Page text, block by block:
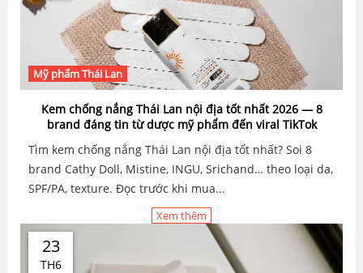
Mỹ phẩm Thái Lan
Kem chống nắng Thái Lan nội địa tốt nhất 2026 — 8
brand đáng tin từ dược mỹ phẩm đến viral TikTok
Tìm kem chống nắng Thái Lan nội địa tốt nhất? Soi 8
brand Cathy Doll, Mistine, INGU, Srichand… theo loại da,
SPF/PA, texture. Đọc trước khi mua...
Xem thêm
23
TH6